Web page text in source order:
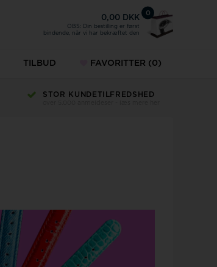
0
0,00 DKK
OBS: Din bestilling er først
bindende, når vi har bekræftet den
TILBUD FAVORITTER (0)
STOR KUNDETILFREDSHED